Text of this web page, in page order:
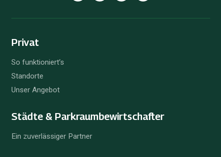
Privat
So funktioniert’s
Standorte
Unser Angebot
Städte & Parkraum­bewirtschafter
Ein zuverlässiger Partner